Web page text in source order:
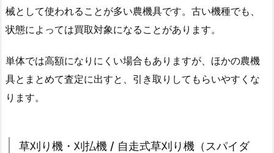
械として使われることが多い農機具です。古い機種でも、
状態によっては買取対象になることがあります。
単体では高額になりにくい場合もありますが、ほかの農機
具とまとめて査定に出すと、引き取りしてもらいやすくな
ります。
草刈り機・刈払機 / 自走式草刈り機（スパイダ